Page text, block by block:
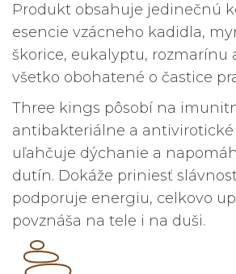
Produkt obsahuje jedinečnú
esencie vzácneho kadidla,
škorice, eukalyptu, rozmarínu
všetko obohatené o častice
Three kings pôsobí na
antibakteriálne a antivirotické
uľahčuje dýchanie a
dutín. Dokáže priniesť
podporuje energiu, celkovo
povznáša na tele i na duši.